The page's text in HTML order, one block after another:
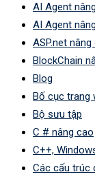
AI Agent
AI Agent
ASP.net nâng
BlockChain
Blog
Bố cục trang
Bộ sưu tập
C # nâng cao
C++,
Các cấu trúc